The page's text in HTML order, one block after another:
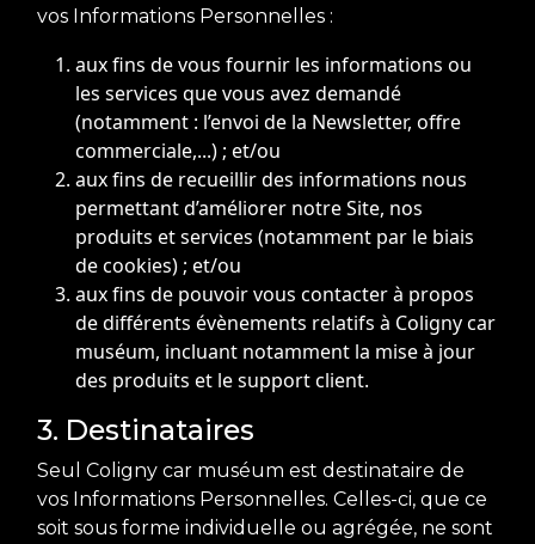
vos Informations Personnelles :
aux fins de vous fournir les informations ou
les services que vous avez demandé
(notamment : l’envoi de la Newsletter, offre
commerciale,...) ; et/ou
aux fins de recueillir des informations nous
permettant d’améliorer notre Site, nos
produits et services (notamment par le biais
de cookies) ; et/ou
aux fins de pouvoir vous contacter à propos
de différents évènements relatifs à Coligny car
muséum, incluant notamment la mise à jour
des produits et le support client.
3. Destinataires
Seul Coligny car muséum est destinataire de
vos Informations Personnelles. Celles-ci, que ce
soit sous forme individuelle ou agrégée, ne sont